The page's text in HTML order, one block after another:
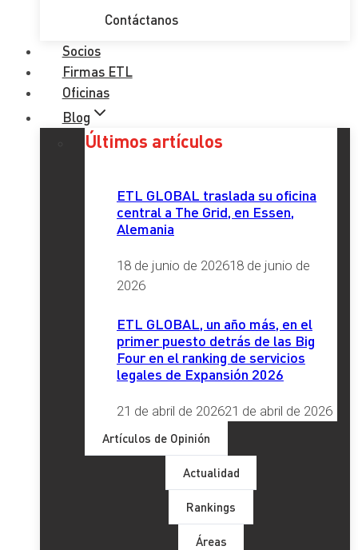
Contáctanos
Socios
Firmas ETL
Oficinas
Blog
Últimos artículos
ETL GLOBAL traslada su oficina
central a The Grid, en Essen,
Alemania
18 de junio de 202618 de junio de
2026
ETL GLOBAL, un año más, en el
primer puesto detrás de las Big
Four en el ranking de servicios
legales de Expansión 2026
21 de abril de 202621 de abril de 2026
Artículos de Opinión
Actualidad
Rankings
Áreas